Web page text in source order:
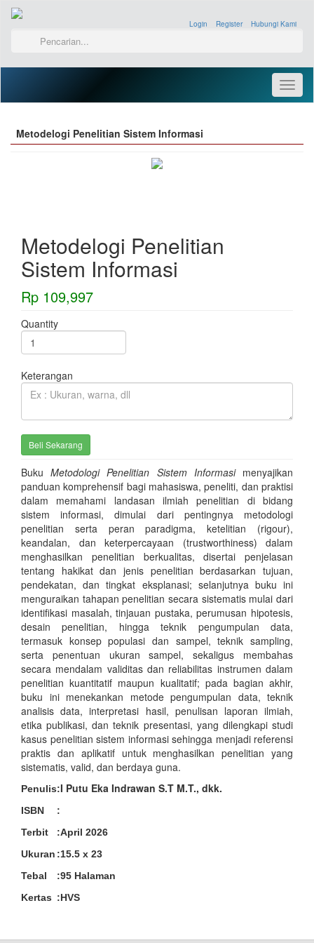
Login Register» Hubungi Kami
Metodelogi Penelitian Sistem Informasi
Metodelogi Penelitian
Sistem Informasi
Rp 109,997
Quantity
Keterangan
BukuMetodologi Penelitian Sistem Informasimenyajikan
panduan komprehensif bagi mahasiswa, peneliti, dan praktisi
dalam memahami landasan ilmiah penelitian di bidang
sistem informasi, dimulai dari pentingnya metodologi
penelitian serta peran paradigma, ketelitian (rigour),
keandalan, dan keterpercayaan (trustworthiness) dalam
menghasilkan penelitian berkualitas, disertai penjelasan
tentang hakikat dan jenis penelitian berdasarkan tujuan,
pendekatan, dan tingkat eksplanasi; selanjutnya buku ini
menguraikan tahapan penelitian secara sistematis mulai dari
identifikasi masalah, tinjauan pustaka, perumusan hipotesis,
desain penelitian, hingga teknik pengumpulan data,
termasuk konsep populasi dan sampel, teknik sampling,
serta penentuan ukuran sampel, sekaligus membahas
secara mendalam validitas dan reliabilitas instrumen dalam
penelitian kuantitatif maupun kualitatif; pada bagian akhir,
buku ini menekankan metode pengumpulan data, teknik
analisis data, interpretasi hasil, penulisan laporan ilmiah,
etika publikasi, dan teknik presentasi, yang dilengkapi studi
kasus penelitian sistem informasi sehingga menjadi referensi
praktis dan aplikatif untuk menghasilkan penelitian yang
sistematis, valid, dan berdaya guna.
Penulis:I Putu Eka Indrawan S.T M.T., dkk.
ISBN
:
Terbit
:April 2026
Ukuran :15.5 x 23
Tebal
:95 Halaman
Kertas :HVS